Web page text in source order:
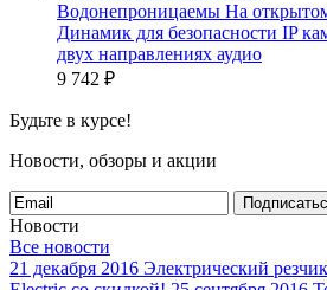
Водонепроницаемы На
Динамик для безопасности IP
двух направлениях аудио
9 742 ₽
Будьте в курсе!
Новости, обзоры и акции
Новости
Все новости
21 декабря 2016 Электрический